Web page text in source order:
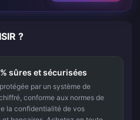
?
sûres et sécurisées
par un système de
conforme aux normes de
la confidentialité de vos